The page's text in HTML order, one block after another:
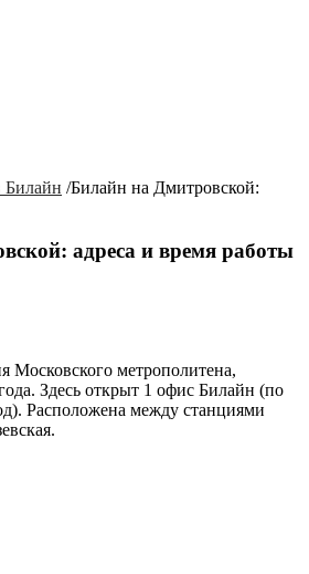
Билайн /Билайн на Дмитровской:
адреса и время работы
Московского метрополитена,
Здесь открыт 1 офис Билайн (по
Расположена между станциями
.